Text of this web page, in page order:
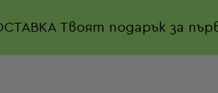
Твоят подарък за